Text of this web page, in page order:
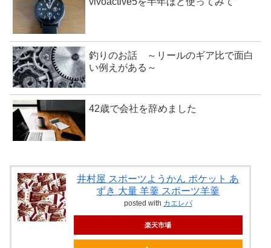
釣りのお話 ～リールのギア比で面白
い例えがある～
42歳で会社を辞めました
井村屋 スポーツようかん ポケット あ
ずき 大量 羊羹 スポーツ羊羹
posted with カエレバ
楽天市場